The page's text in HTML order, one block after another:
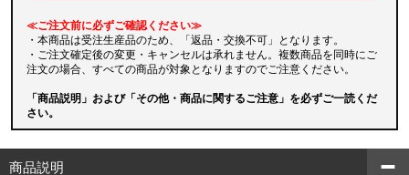
≪ご注文前に必ずご確認ください≫
・本商品は受注生産品のため、「返品・交換不可」となります。
・ご注文確定後の変更・キャンセルは承れません。複数商品を同時にご
注文の場合、すべての商品が対象となりますのでご注意ください。
「商品説明」および「その他・商品に関するご注意」を必ずご一読くだ
さい。
商品説明